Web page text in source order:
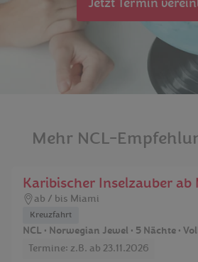
Mehr NCL-
Karibischer Inselzauber ab
ab / bis Miami
Kreuzfahrt
NCL • Norwegian Jewel • 5 Nächte •
Termine: z.B. ab 23.11.2026